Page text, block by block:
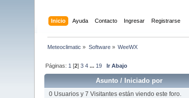
Inicio Ayuda Contacto Ingresar Registrarse
Meteoclimatic » Software» WeeWX
Páginas: 1 [2]3 4 ... 19 Ir Abajo
Asunto /Iniciado por
0 Usuarios y 7 Visitantes están viendo este foro.